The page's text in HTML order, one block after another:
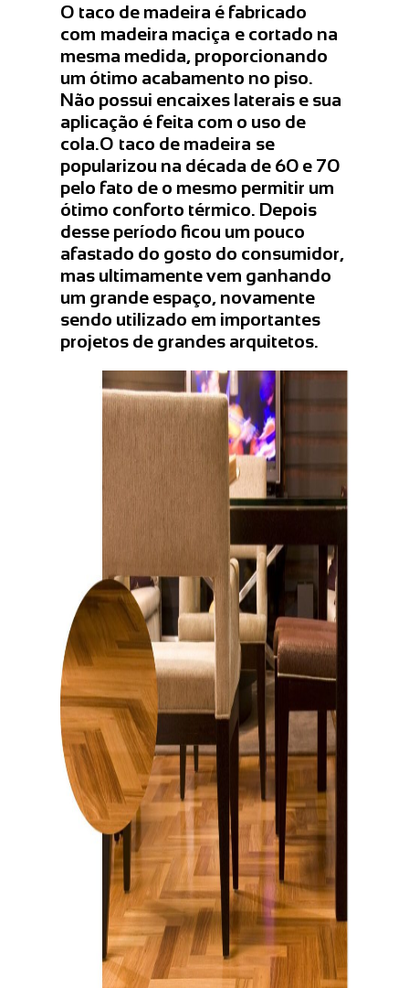
O taco de madeira é fabricado
com madeira maciça e cortado na
mesma medida, proporcionando
um ótimo acabamento no piso.
Não possui encaixes laterais e sua
aplicação é feita com o uso de
cola.O taco de madeira se
popularizou na década de 60 e 70
pelo fato de o mesmo permitir um
ótimo conforto térmico. Depois
desse período ficou um pouco
afastado do gosto do consumidor,
mas ultimamente vem ganhando
um grande espaço, novamente
sendo utilizado em importantes
projetos de grandes arquitetos.